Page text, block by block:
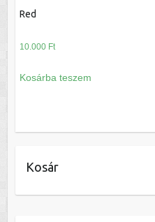
Red
10.000 Ft
Kosárba teszem
Kosár